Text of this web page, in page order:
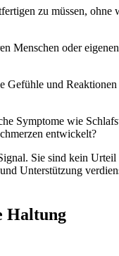
zu müssen, ohne
oder
und Reaktionen
Symptome wie
entwickelt?
Sie sind kein Urteil
Unterstützung
Haltung